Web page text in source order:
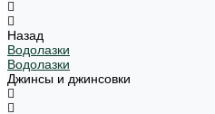
Назад
Водолазки
Водолазки
Джинсы и джинсовки